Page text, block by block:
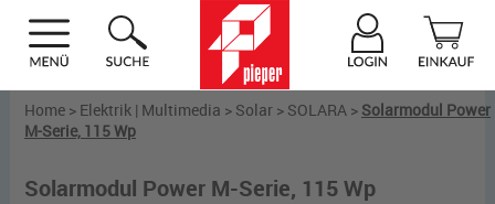
Home > Elektrik | Multimedia > Solar > SOLARA > Solarmodul Power
M-Serie, 115 Wp
Solarmodul Power M-Serie, 115 Wp